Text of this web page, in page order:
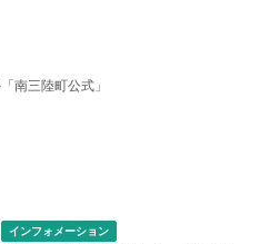
インフォメーション